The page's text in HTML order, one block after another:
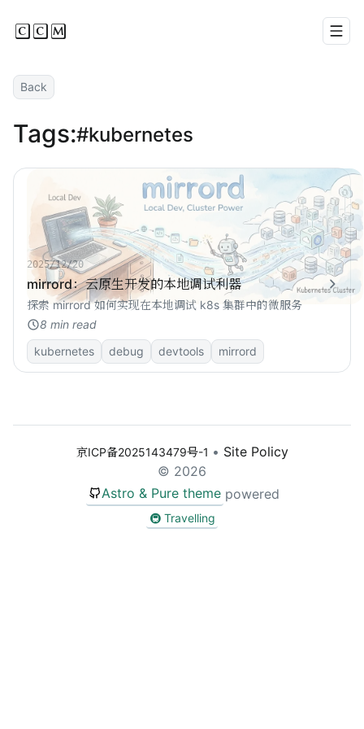
CCM
Back
Tags:#kubernetes
2025/12/20
mirrord：云原生开发的本地调试利器
探索 mirrord 如何实现在本地调试 k8s 集群中的微服务
8 min read
kubernetes
debug devtools mirrord
京ICP备2025143479号-1 • Site Policy
© 2026
Astro & Pure theme powered
🚇 Travelling